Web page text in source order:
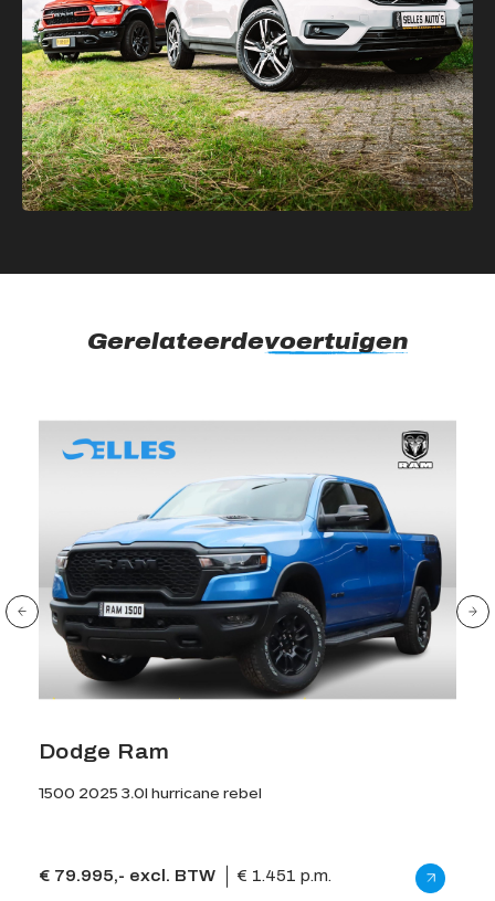
Gerelateerdevoertuigen
Dodge Ram
1500 2025 3.0l hurricane rebel
€ 79.995,- excl. BTW € 1.451 p.m.